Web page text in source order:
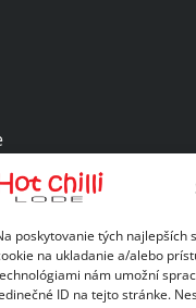
poskytovanie tých najlepších
na ukladanie a/alebo
nám umožní
ID na tejto stránke.